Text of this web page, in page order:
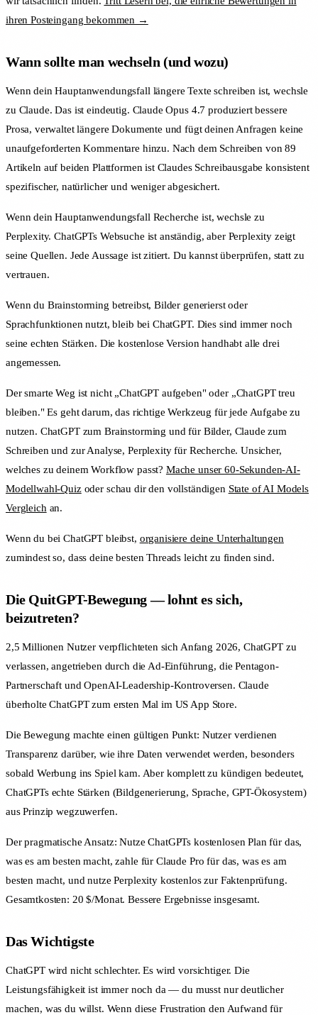
ihren Posteingang bekommen →
Wann sollte man wechseln (und wozu)
Wenn dein Hauptanwendungsfall längere Texte schreiben ist, wechsle
zu Claude. Das ist eindeutig. Claude Opus 4.7 produziert bessere
Prosa, verwaltet längere Dokumente und fügt deinen Anfragen keine
unaufgeforderten Kommentare hinzu. Nach dem Schreiben von 89
Artikeln auf beiden Plattformen ist Claudes Schreibausgabe konsistent
spezifischer, natürlicher und weniger abgesichert.
Wenn dein Hauptanwendungsfall Recherche ist, wechsle zu
Perplexity. ChatGPTs Websuche ist anständig, aber Perplexity zeigt
seine Quellen. Jede Aussage ist zitiert. Du kannst überprüfen, statt zu
vertrauen.
Wenn du Brainstorming betreibst, Bilder generierst oder
Sprachfunktionen nutzt, bleib bei ChatGPT. Dies sind immer noch
seine echten Stärken. Die kostenlose Version handhabt alle drei
angemessen.
Der smarte Weg ist nicht „ChatGPT aufgeben" oder „ChatGPT treu
bleiben." Es geht darum, das richtige Werkzeug für jede Aufgabe zu
nutzen. ChatGPT zum Brainstorming und für Bilder, Claude zum
Schreiben und zur Analyse, Perplexity für Recherche. Unsicher,
welches zu deinem Workflow passt? Mache unser 60-Sekunden-AI-
Modellwahl-Quizoder schau dir den vollständigen State of AI Models
Vergleich an.
Wenn du bei ChatGPT bleibst, organisiere deine Unterhaltungen
zumindest so, dass deine besten Threads leicht zu finden sind.
Die QuitGPT-Bewegung — lohnt es sich,
beizutreten?
2,5 Millionen Nutzer verpflichteten sich Anfang 2026, ChatGPT zu
verlassen, angetrieben durch die Ad-Einführung, die Pentagon-
Partnerschaft und OpenAI-Leadership-Kontroversen. Claude
überholte ChatGPT zum ersten Mal im US App Store.
Die Bewegung machte einen gültigen Punkt: Nutzer verdienen
Transparenz darüber, wie ihre Daten verwendet werden, besonders
sobald Werbung ins Spiel kam. Aber komplett zu kündigen bedeutet,
ChatGPTs echte Stärken (Bildgenerierung, Sprache, GPT-Ökosystem)
aus Prinzip wegzuwerfen.
Der pragmatische Ansatz: Nutze ChatGPTs kostenlosen Plan für das,
was es am besten macht, zahle für Claude Pro für das, was es am
besten macht, und nutze Perplexity kostenlos zur Faktenprüfung.
Gesamtkosten: 20 $/Monat. Bessere Ergebnisse insgesamt.
Das Wichtigste
ChatGPT wird nicht schlechter. Es wird vorsichtiger. Die
Leistungsfähigkeit ist immer noch da — du musst nur deutlicher
machen, was du willst. Wenn diese Frustration den Aufwand für